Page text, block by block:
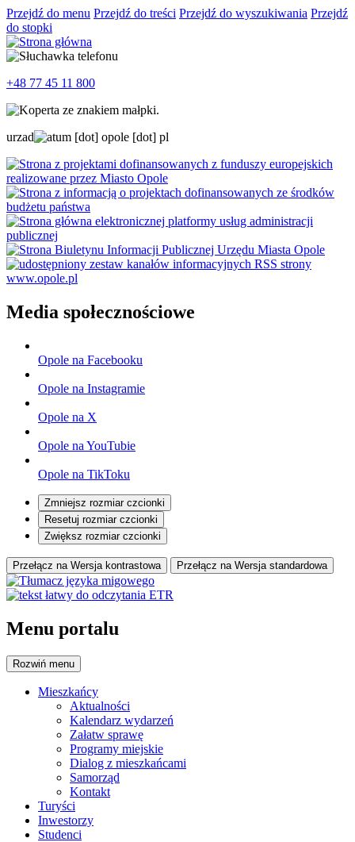
Przejdź do menu Przejdź do treści Przejdź do wyszukiwania Przejdź
do stopki
+48 77 45 11 800
urzad um [dot] opole [dot] pl
Media społecznościowe
Opole na Facebooku
Opole na Instagramie
Opole na X
Opole na YouTubie
Opole na TikToku
Zmniejsz rozmiar czcionki
Resetuj rozmiar czcionki
Zwiększ rozmiar czcionki
Przełącz na Wersja kontrastowa Przełącz na Wersja standardowa
Menu portalu
Rozwiń menu
Mieszkańcy
Aktualności
Kalendarz wydarzeń
Załatw sprawę
Programy miejskie
Dialog z mieszkańcami
Samorząd
Kontakt
Turyści
Inwestorzy
Studenci